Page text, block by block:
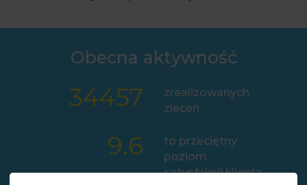
Obecna aktywność
34457
zrealizowanych
zleceń
9.6
to przeciętny
poziom
satysfakcji klienta